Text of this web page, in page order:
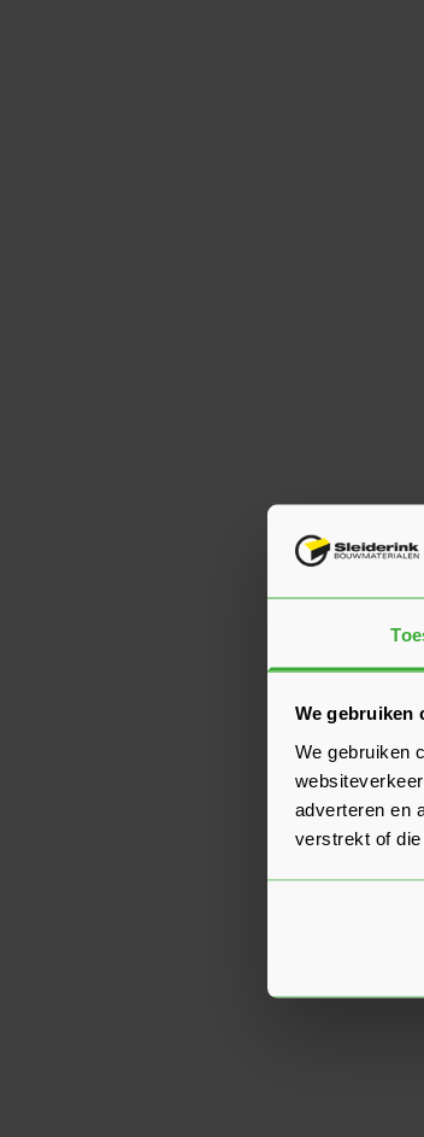
We gebruiken
We gebruiken
adverteren en
verstrekt of